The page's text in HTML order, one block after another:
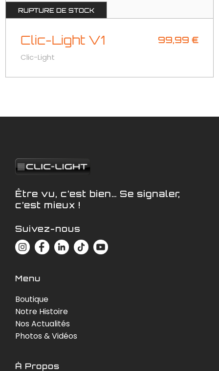
RUPTURE DE STOCK
Clic-Light V1 99,99€
Clic-Light
Être vu, c’est bien… Se signaler,
c’est mieux !
Suivez-nous
Menu
Boutique
Notre Histoire
Nos Actualités
Photos & Vidéos
À Propos